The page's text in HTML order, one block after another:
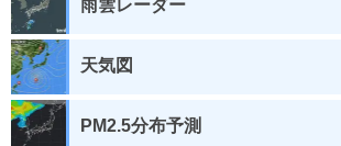
雨雲レーダー
天気図
PM2.5分布予測